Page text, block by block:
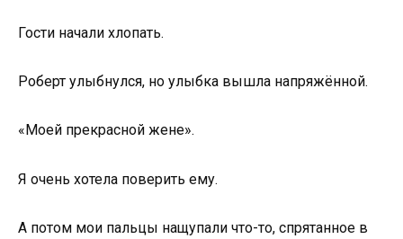
Гости начали хлопать.
Роберт улыбнулся, но улыбка вышла напряжённой.
«Моей прекрасной жене».
Я очень хотела поверить ему.
А потом мои пальцы нащупали что-то, спрятанное в